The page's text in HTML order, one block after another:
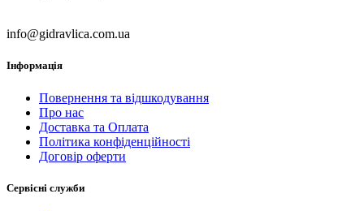
info@gidravlica.com.ua
Інформація
Повернення та відшкодування
Про нас
Доставка та Оплата
Політика конфіденційності
Договір оферти
Сервісні служби